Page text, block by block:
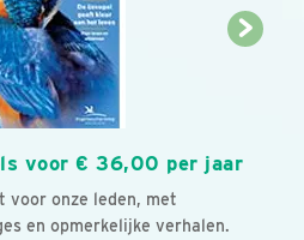
voor € 36,00 per jaar
onze leden, met
en opmerkelijke verhalen.